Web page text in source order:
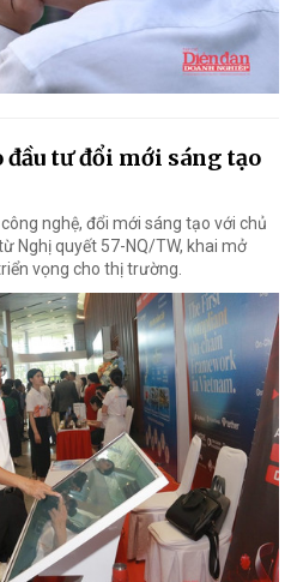
tư đổi mới sáng tạo
nghệ, đổi mới sáng tạo với chủ
Nghị quyết 57-NQ/TW, khai mở
vọng cho thị trường.